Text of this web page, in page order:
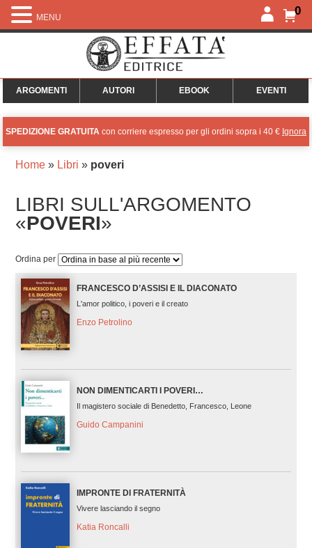
0
ARGOMENTI AUTORI EBOOK EVENTI
SPEDIZIONE GRATUITA con corriere espresso per gli ordini sopra i 40 € Ignora
Home» Libri » poveri
LIBRI SULL'ARGOMENTO
«POVERI»
Ordina per
FRANCESCO D’ASSISI E IL DIACONATO
L'amor politico, i poveri e il creato
Enzo Petrolino
NON DIMENTICARTI I POVERI…
Il magistero sociale di Benedetto, Francesco, Leone
Guido Campanini
IMPRONTE DI FRATERNITÀ
Vivere lasciando il segno
Katia Roncalli
MENU